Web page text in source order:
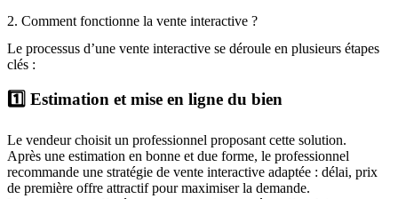
2. Comment fonctionne la vente interactive ?
Le processus d’une vente interactive se déroule en plusieurs étapes
clés :
1️⃣ Estimation et mise en ligne du bien
Le vendeur choisit un professionnel proposant cette solution.
Après une estimation en bonne et due forme, le professionnel
recommande une stratégie de vente interactive adaptée : délai, prix
de première offre attractif pour maximiser la demande.